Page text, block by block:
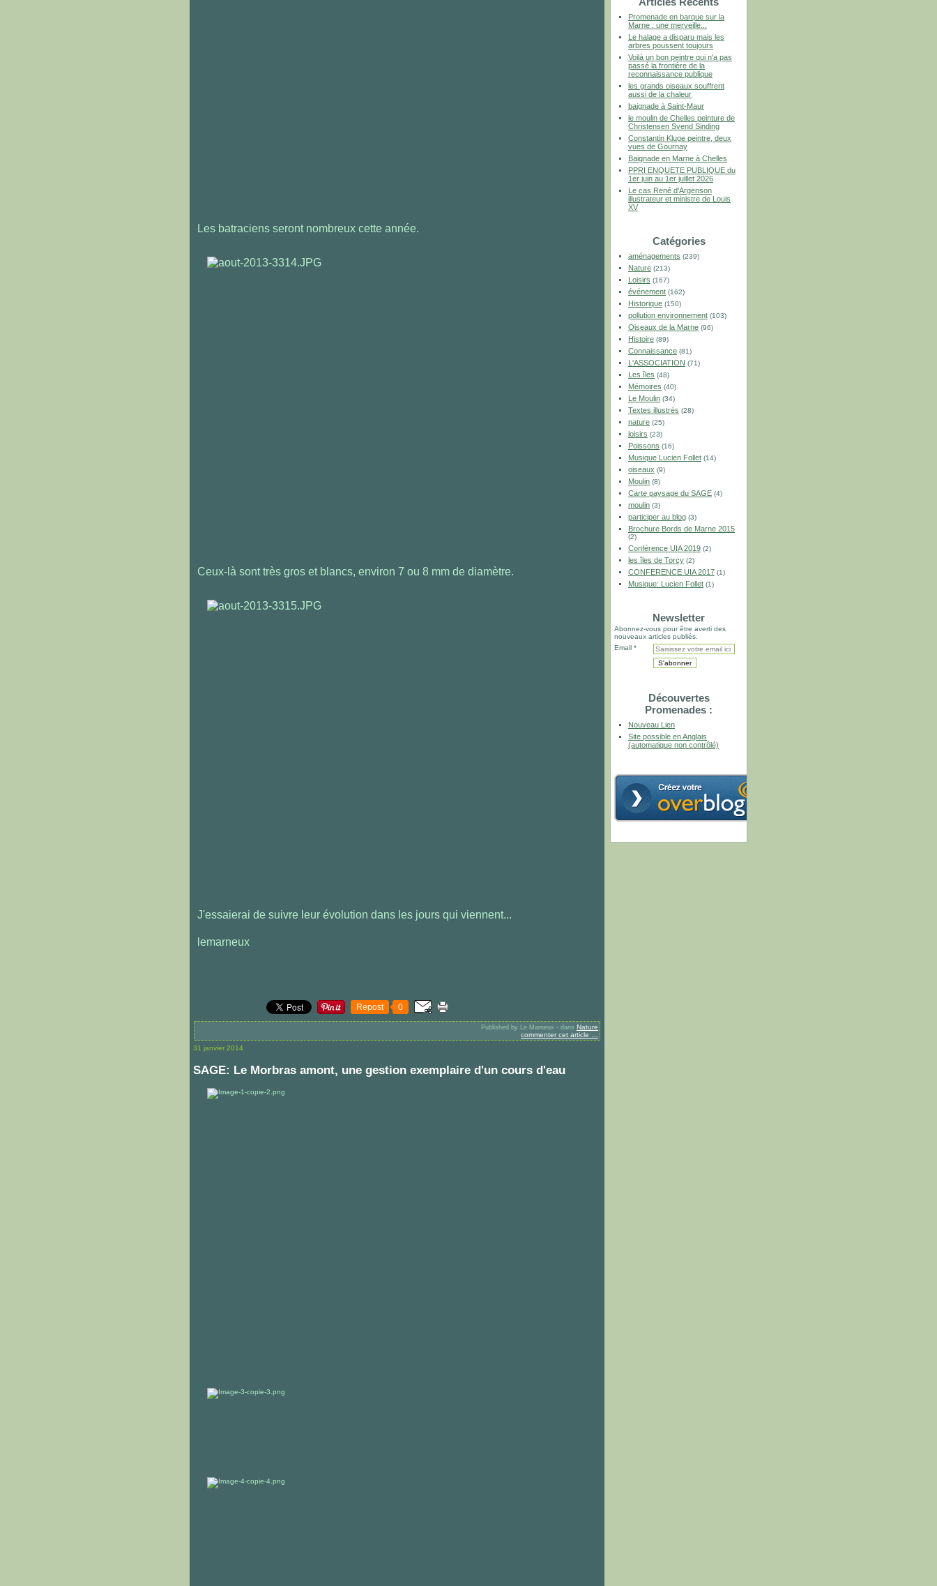
Les batraciens seront nombreux cette année.
Ceux-là sont très gros et blancs, environ 7 ou 8 mm de diamètre.
J'essaierai de suivre leur évolution dans les jours qui viennent...
lemarneux
Repost 0
Published by Le Marneux - dans Nature
commenter cet article
31 janvier 2014
SAGE: Le Morbras amont, une gestion exemplaire d'un cours d'eau
Promenade en barque sur la
Marne : une merveille...
Le halage a disparu mais les
arbres poussent toujours
Voilà un bon peintre qui n'a pas
passé la frontière de la
reconnaissance publique
les grands oiseaux souffrent
aussi de la chaleur
baignade à Saint-Maur
le moulin de Chelles peinture de
Christensen Svend Sinding
Constantin Kluge peintre, deux
vues de Gournay
Baignade en Marne à Chelles
PPRI ENQUETE PUBLIQUE du
1er juin au 1er juillet 2026
Le cas René d'Argenson
illustrateur et ministre de Louis
XV
Catégories
aménagements (239)
Nature (213)
Loisirs (167)
événement (162)
Historique (150)
pollution environnement (103)
Oiseaux de la Marne (96)
Histoire (89)
Connaissance (81)
L'ASSOCIATION (71)
Les îles (48)
Mémoires (40)
Le Moulin (34)
Textes illustrés (28)
nature (25)
loisirs (23)
Poissons (16)
Musique Lucien Follet (14)
oiseaux (9)
Moulin (8)
Carte paysage du SAGE (4)
moulin (3)
participer au blog (3)
Brochure Bords de Marne 2015
(2)
Conférence UIA 2019 (2)
les îles de Torcy (2)
CONFERENCE UIA 2017 (1)
Musique: Lucien Follet (1)
Newsletter
Abonnez-vous pour être averti des
nouveaux articles publiés.
Email
Découvertes
Promenades :
Nouveau Lien
Site possible en Anglais
(automatique non contrôlé)